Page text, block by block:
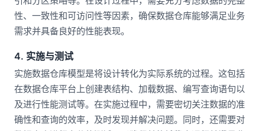
性、一致性和可访问性等因素，确保数据仓库能够满足业务
需求并具备良好的性能表现。
4. 实施与测试
实施数据仓库模型是将设计转化为实际系统的过程。这包括
在数据仓库平台上创建表结构、加载数据、编写查询语句以
及进行性能测试等。在实施过程中，需要密切关注数据的准
确性和查询的效率，及时发现并解决问题。同时，还需要对